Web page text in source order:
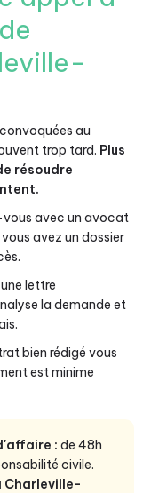
au
trop tard. Plus
résoudre
vous avec un avocat
avez un dossier
lettre
la demande et
bien rédigé vous
est minime
: de 48h
civile.
Charleville-